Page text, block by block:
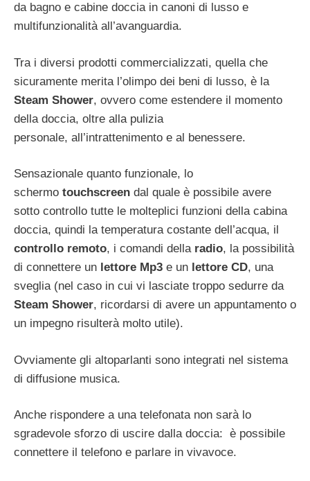
da bagno e cabine doccia in canoni di lusso e
multifunzionalità all’avanguardia.
Tra i diversi prodotti commercializzati, quella che
sicuramente merita l’olimpo dei beni di lusso, è la
Steam Shower, ovvero come estendere il momento
della doccia, oltre alla pulizia
personale, all’intrattenimento e al benessere.
Sensazionale quanto funzionale, lo
schermo touchscreen dal quale è possibile avere
sotto controllo tutte le molteplici funzioni della cabina
doccia, quindi la temperatura costante dell’acqua, il
controllo remoto, i comandi della radio, la possibilità
di connettere un lettore Mp3 e un lettore CD, una
sveglia (nel caso in cui vi lasciate troppo sedurre da
Steam Shower, ricordarsi di avere un appuntamento o
un impegno risulterà molto utile).
Ovviamente gli altoparlanti sono integrati nel sistema
di diffusione musica.
Anche rispondere a una telefonata non sarà lo
sgradevole sforzo di uscire dalla doccia: è possibile
connettere il telefono e parlare in vivavoce.